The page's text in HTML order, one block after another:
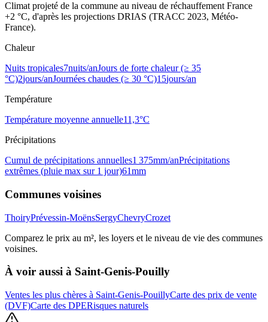
Climat projeté de la commune au niveau de réchauffement France
+2 °C, d'après les projections DRIAS (TRACC 2023, Météo-
France).
Chaleur
Nuits tropicales7nuits/anJours de forte chaleur (≥ 35
°C)2jours/anJournées chaudes (≥ 30 °C)15jours/an
Température
Température moyenne annuelle11,3°C
Précipitations
Cumul de précipitations annuelles1 375mm/anPrécipitations
extrêmes (pluie max sur 1 jour)61mm
Communes voisines
ThoiryPrévessin-MoënsSergyChevryCrozet
Comparez le prix au m², les loyers et le niveau de vie des communes
voisines.
À voir aussi à Saint-Genis-Pouilly
Ventes les plus chères à Saint-Genis-PouillyCarte des prix de vente
(DVF)Carte des DPERisques naturels